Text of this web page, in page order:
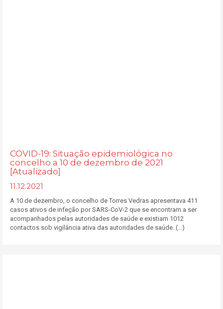
COVID-19: Situação epidemiológica no
concelho a 10 de dezembro de 2021
[Atualizado]
11.12.2021
A 10 de dezembro, o concelho de Torres Vedras apresentava 411
casos ativos de infeção por SARS-CoV-2 que se encontram a ser
acompanhados pelas autoridades de saúde e existiam 1012
contactos sob vigilância ativa das autoridades de saúde. (...)